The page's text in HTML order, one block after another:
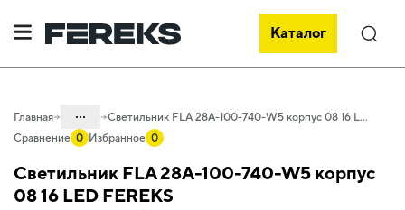
Каталог Поиск
Главная ...
Проектное освещение FEREKS
Светильник FLA 28A-100-740-W5 корпус 08 16 LED FEREKS
Сравнение 0 Избранное 0
Светильник FLA 28A-100-740-W5 корпус
08 16 LED FEREKS